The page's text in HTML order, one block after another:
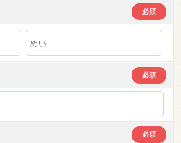
必須
必須
必須